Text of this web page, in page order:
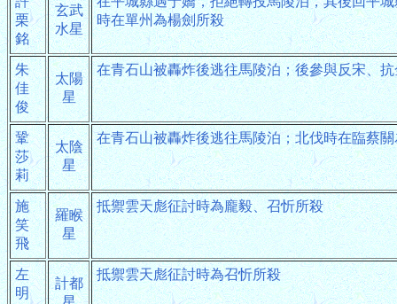
栗
銘
玄武
水星
時在單州為楊劍所殺
朱
佳
俊
太陽
星
在青石山被轟炸後逃往馬陵泊；後參與反宋、
鞏
莎
莉
太陰
星
在青石山被轟炸後逃往馬陵泊；北伐時在臨蔡
施
笑
飛
羅睺
星
抵禦雲天彪征討時為龐毅、召忻所殺
左
明
計都
抵禦雲天彪征討時為召忻所殺